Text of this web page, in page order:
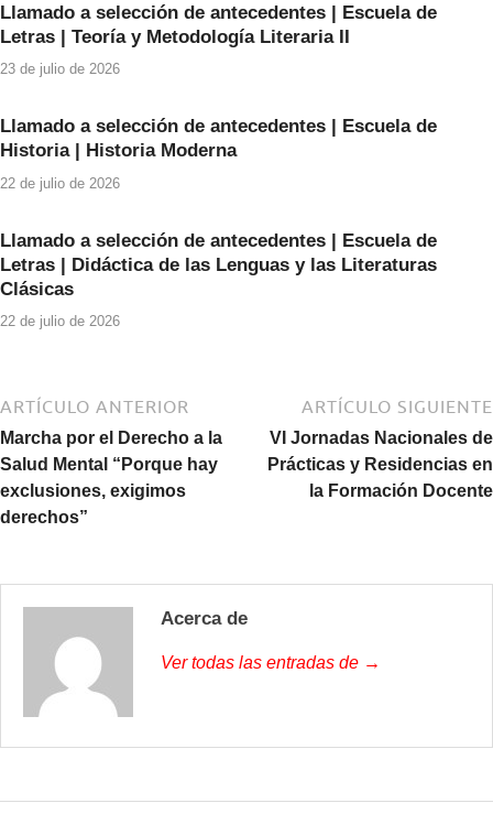
o
o
p
Llamado a selección de antecedentes | Escuela de
Letras | Teoría y Metodología Literaria II
23 de julio de 2026
Llamado a selección de antecedentes | Escuela de
Historia | Historia Moderna
22 de julio de 2026
Llamado a selección de antecedentes | Escuela de
Letras | Didáctica de las Lenguas y las Literaturas
Clásicas
22 de julio de 2026
ARTÍCULO ANTERIOR
Marcha por el Derecho a la
Salud Mental “Porque hay
exclusiones, exigimos
derechos”
ARTÍCULO SIGUIENTE
VI Jornadas Nacionales de
Prácticas y Residencias en
la Formación Docente
Acerca de
Ver todas las entradas de →